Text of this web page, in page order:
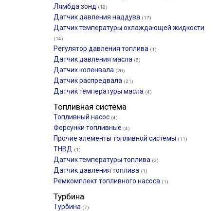
Лямбда зонд (18)
Датчик давления наддува (17)
Датчик температуры охлаждающей жидкости
(14)
Регулятор давления топлива (1)
Датчик давления масла (5)
Датчик коленвала (20)
Датчик распредвала (21)
Датчик температуры масла (4)
Топливная система
Топливный насос (4)
Форсунки топливные (4)
Прочие элементы топливной системы (11)
ТНВД (1)
Датчик температуры топлива (3)
Датчик давления топлива (1)
Ремкомплект топливного насоса (1)
Турбина
Турбина (7)